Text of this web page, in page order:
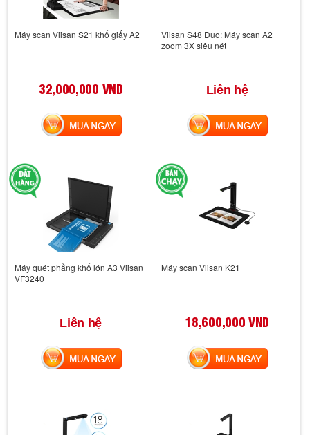
Máy scan Viisan S21 khổ giấy A2
32,000,000 VND
MUA NGAY
Viisan S48 Duo: Máy scan A2
zoom 3X siêu nét
Liên hệ
MUA NGAY
Máy quét phẳng khổ lớn A3 Viisan
VF3240
Liên hệ
MUA NGAY
Máy scan Viisan K21
18,600,000 VND
MUA NGAY